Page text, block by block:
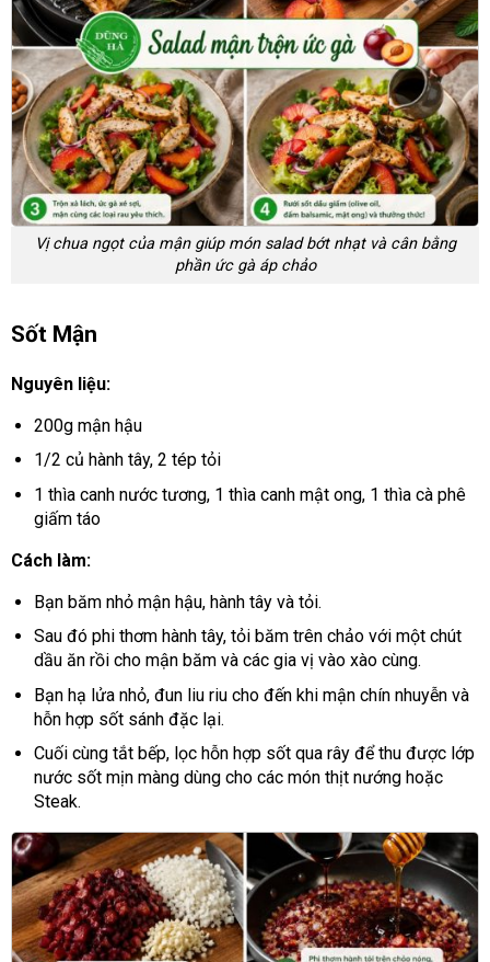
Vị chua ngọt của mận giúp món salad bớt nhạt và cân bằng
phần ức gà áp chảo
Sốt Mận
Nguyên liệu:
200g mận hậu
1/2 củ hành tây, 2 tép tỏi
1 thìa canh nước tương, 1 thìa canh mật ong, 1 thìa cà phê
giấm táo
Cách làm:
Bạn băm nhỏ mận hậu, hành tây và tỏi.
Sau đó phi thơm hành tây, tỏi băm trên chảo với một chút
dầu ăn rồi cho mận băm và các gia vị vào xào cùng.
Bạn hạ lửa nhỏ, đun liu riu cho đến khi mận chín nhuyễn và
hỗn hợp sốt sánh đặc lại.
Cuối cùng tắt bếp, lọc hỗn hợp sốt qua rây để thu được lớp
nước sốt mịn màng dùng cho các món thịt nướng hoặc
Steak.